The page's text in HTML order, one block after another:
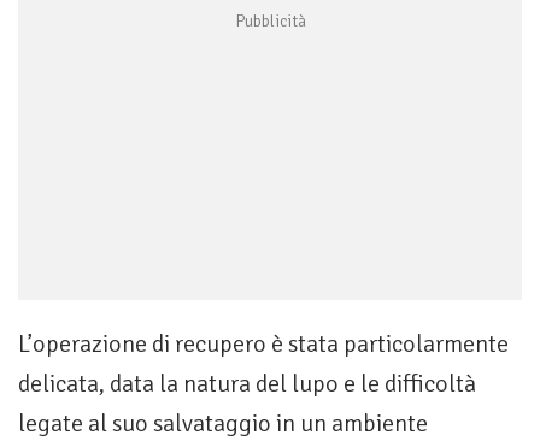
L’operazione di recupero è stata particolarmente
delicata, data la natura del lupo e le difficoltà
legate al suo salvataggio in un ambiente